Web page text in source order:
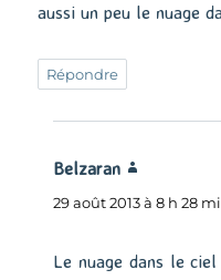
aussi un peu le nuage
Répondre
Belzaran
29 août 2013 à 8 h 28
Le nuage dans le